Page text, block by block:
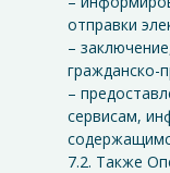
отправки
–
гражданско-
–
сервисам,
7.2. Также